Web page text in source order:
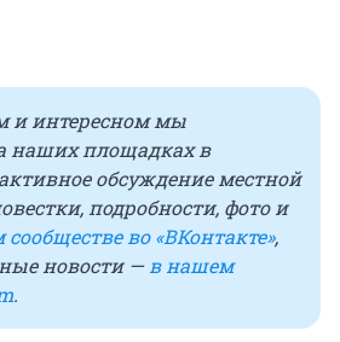
и интересном мы
наших площадках в
обсуждение местной
подробности, фото и
во «ВКонтакте»,
новости — в нашем
.